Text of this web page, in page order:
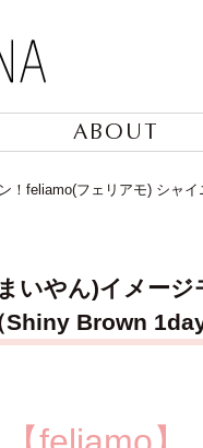
ABOUT
！feliamo(フェリアモ) シャ
いやん)イメー
Brown